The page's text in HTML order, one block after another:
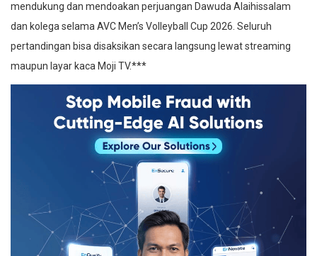
mendukung dan mendoakan perjuangan Dawuda Alaihissalam
dan kolega selama AVC Men’s Volleyball Cup 2026. Seluruh
pertandingan bisa disaksikan secara langsung lewat streaming
maupun layar kaca Moji TV.***